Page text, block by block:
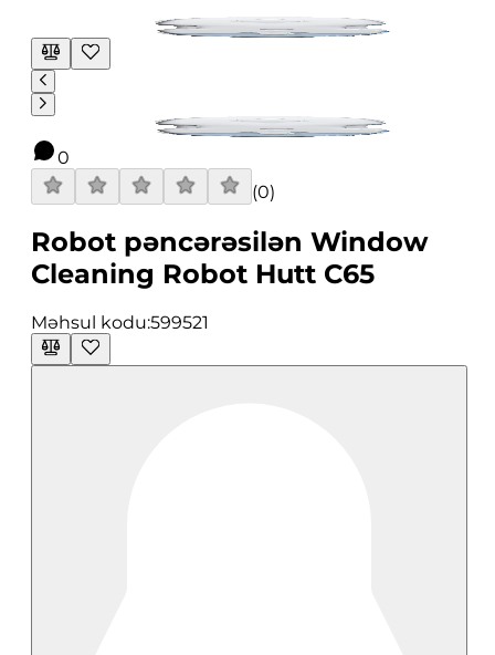
0
(0)
Robot pəncərəsilən Window
Cleaning Robot Hutt C65
Məhsul kodu:599521